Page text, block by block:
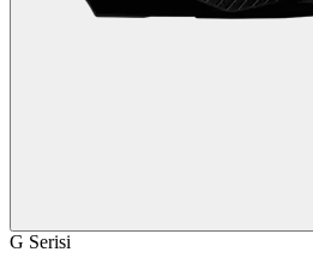
G Serisi